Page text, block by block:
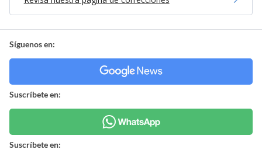
Síguenos en:
Suscríbete en:
Suscríbete en: